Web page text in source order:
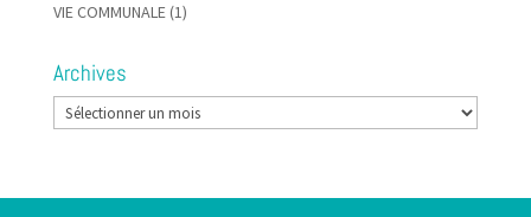
VIE COMMUNALE(1)
Archives
Archives